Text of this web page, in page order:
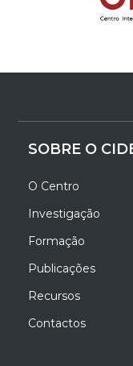
SOBRE O
O Centro
Investigação
Formação
Publicações
Recursos
Contactos